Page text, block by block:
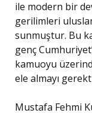
ile modern bir
gerilimleri
sunmuştur. Bu
genç
kamuoyu
ele almayı
Mustafa Fehmi